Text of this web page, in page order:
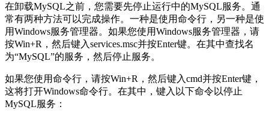
在卸载MySQL之前，您需要先停止运行中的MySQL服务。通
常有两种方法可以完成操作。一种是使用命令行，另一种是使
用Windows服务管理器。如果您使用Windows服务管理器，请
按Win+R，然后键入services.msc并按Enter键。在其中查找名
为“MySQL”的服务，然后停止服务。
如果您使用命令行，请按Win+R，然后键入cmd并按Enter键，
这将打开Windows命令行。在其中，键入以下命令以停止
MySQL服务：